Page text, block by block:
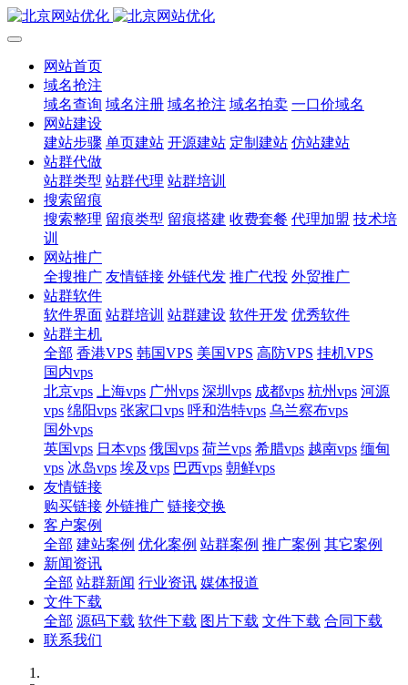
网站首页
域名抢注
域名查询 域名注册 域名抢注 域名拍卖 一口价域名
网站建设
建站步骤 单页建站 开源建站 定制建站 仿站建站
站群代做
站群类型 站群代理 站群培训
搜索留痕
搜索整理 留痕类型 留痕搭建 收费套餐 代理加盟 技术培
训
网站推广
全搜推广 友情链接 外链代发 推广代投 外贸推广
站群软件
软件界面 站群培训 站群建设 软件开发 优秀软件
站群主机
全部 香港VPS 韩国VPS 美国VPS 高防VPS 挂机VPS
国内vps
北京vps
上海vps 广州vps 深圳vps 成都vps 杭州vps 河源
vps 绵阳vps 张家口vps 呼和浩特vps 乌兰察布vps
国外vps
英国vps 日本vps 俄国vps 荷兰vps 希腊vps 越南vps 缅甸
vps 冰岛vps 埃及vps 巴西vps 朝鲜vps
友情链接
购买链接 外链推广 链接交换
客户案例
全部 建站案例 优化案例 站群案例 推广案例 其它案例
新闻资讯
全部 站群新闻 行业资讯 媒体报道
文件下载
全部 源码下载 软件下载 图片下载 文件下载 合同下载
联系我们